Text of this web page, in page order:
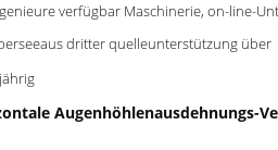
verfügbar Maschinerie, on-line-
dritter quelleunterstützung über
Augenhöhlenausdehnungs-